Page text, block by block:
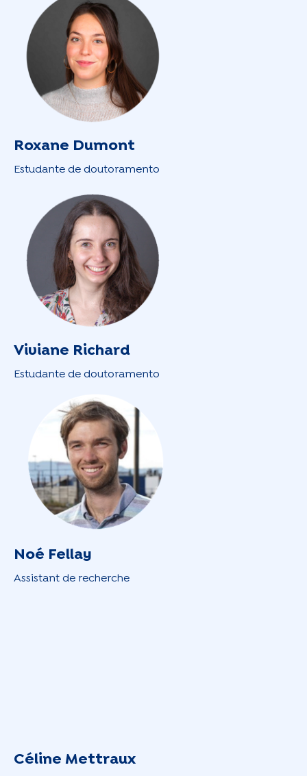
Roxane Dumont
Estudante de doutoramento
Viviane Richard
Estudante de doutoramento
Noé Fellay
Assistant de recherche
Céline Mettraux